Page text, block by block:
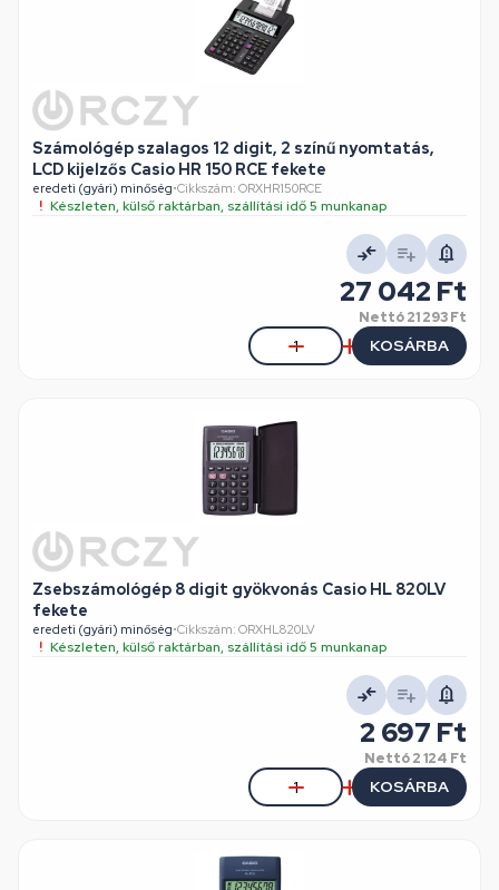
Számológép szalagos 12 digit, 2 színű nyomtatás,
LCD kijelzős Casio HR 150 RCE fekete
eredeti (gyári) minőség•Cikkszám: ORXHR150RCE
Készleten, külső raktárban, szállítási idő 5 munkanap
27 042 Ft
Nettó21 293 Ft
KOSÁRBA
Zsebszámológép 8 digit gyökvonás Casio HL 820LV
fekete
eredeti (gyári) minőség•Cikkszám: ORXHL820LV
Készleten, külső raktárban, szállítási idő 5 munkanap
2 697 Ft
Nettó2 124 Ft
KOSÁRBA